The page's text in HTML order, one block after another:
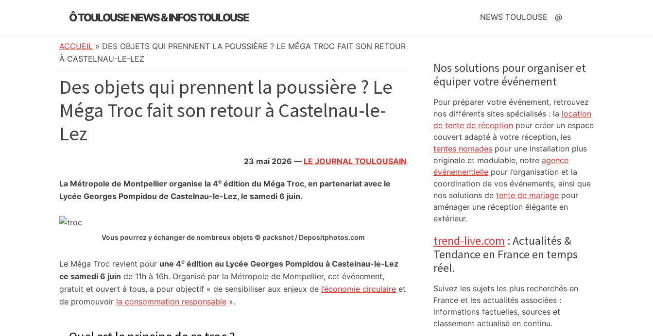
Ô TOULOUSE NEWS & INFOS TOULOUSE
de
l’actualité
info
locale,
société,
culture,
politique,
divers
et
citoyennes
NEWS TOULOUSE @
ACCUEIL » DES OBJETS QUI PRENNENT LA POUSSIÈRE ? LE MÉGA TROC FAIT SON RETOUR
À CASTELNAU-LE-LEZ
Des objets qui prennent la poussière ? Le
Méga Troc fait son retour à Castelnau-le-
Lez
23 mai 2026 — LE JOURNAL TOULOUSAIN
La Métropole de Montpellier organise la 4e édition du Méga Troc, en partenariat avec le
Lycée Georges Pompidou de Castelnau-le-Lez, le samedi 6 juin.
Vous pourrez y échanger de nombreux objets © packshot / Depositphotos.com
Le Méga Troc revient pour une 4e édition au Lycée Georges Pompidou à Castelnau-le-Lez
ce samedi 6 juin de 11h à 16h. Organisé par la Métropole de Montpellier, cet événement,
gratuit et ouvert à tous, a pour objectif « de sensibiliser aux enjeux de l’économie circulaire et
de promouvoir la consommation responsable ».
Sidebar
Nos solutions pour organiser et
équiper votre événement
Pour préparer votre événement, retrouvez
nos différents sites spécialisés : la location
de tente de réception pour créer un espace
couvert adapté à votre réception, les
tentes nomades pour une installation plus
originale et modulable, notre agence
événementielle pour l’organisation et la
coordination de vos événements, ainsi que
nos solutions de tente de mariage pour
aménager une réception élégante en
extérieur.
trend-live.com : Actualités &
Tendance en France en temps
réel.
Suivez les sujets les plus recherchés en
France et les actualités associées :
informations factuelles, sources et
classement actualisé en continu.